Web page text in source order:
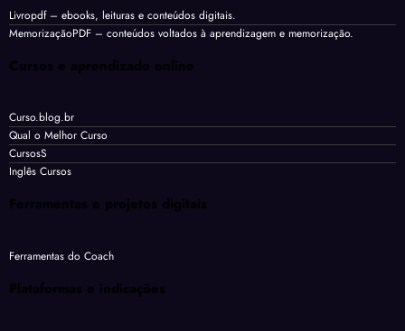
Livropdf– ebooks, leituras e conteúdos digitais.
MemorizaçãoPDF – conteúdos voltados à aprendizagem e memorização.
Cursos e aprendizado online
Curso.blog.br
Qual o Melhor Curso
CursosS
Inglês Cursos
Ferramentas e projetos digitais
Ferramentas do Coach
Plataformas e indicações